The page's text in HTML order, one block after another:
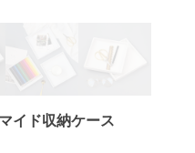
イド収納ケース